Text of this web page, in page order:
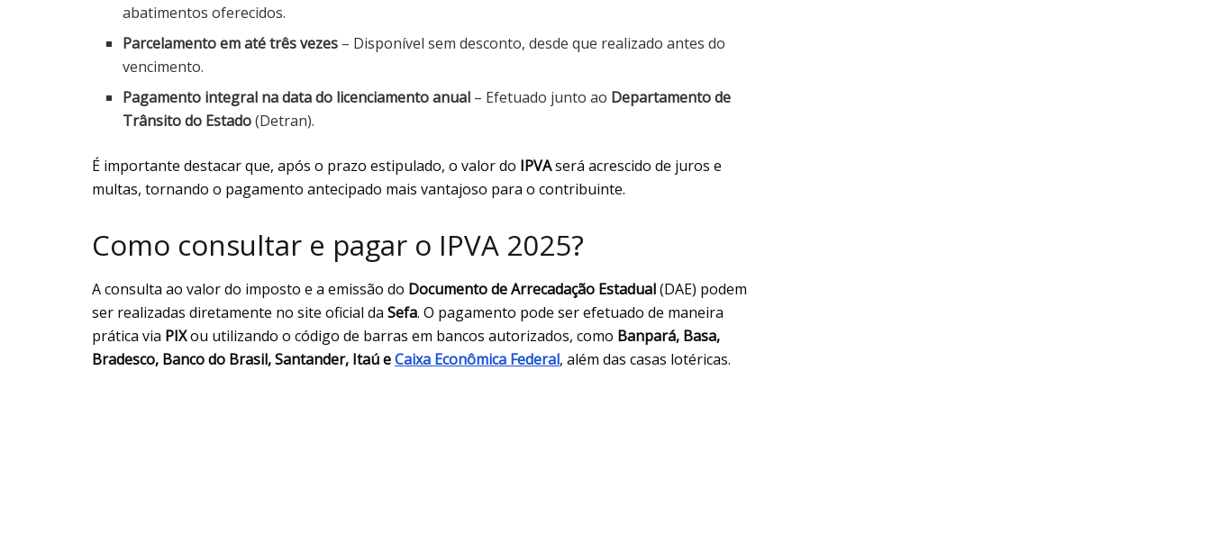
abatimentos oferecidos.
Parcelamento em até três vezes – Disponível sem desconto, desde que realizado antes do
vencimento.
Pagamento integral na data do licenciamento anual – Efetuado junto ao Departamento de
Trânsito do Estado(Detran).
É importante destacar que, após o prazo estipulado, o valor do IPVAserá acrescido de juros e
multas, tornando o pagamento antecipado mais vantajoso para o contribuinte.
Como consultar e pagar o IPVA 2025?
A consulta ao valor do imposto e a emissão do Documento de Arrecadação Estadual(DAE) podem
ser realizadas diretamente no site oficial da Sefa. O pagamento pode ser efetuado de maneira
prática via PIXou utilizando o código de barras em bancos autorizados, como Banpará, Basa,
Bradesco, Banco do Brasil, Santander, Itaú eCaixa Econômica Federal, além das casas lotéricas.